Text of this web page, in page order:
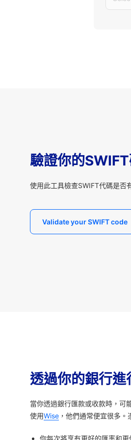
驗證你的
使用此工具檢查SWIFT代碼是否
Validate your SWIFT code
透過你的銀行
當你透過銀行匯款或收款時，可
使用Wise ，他們通常便宜很多。
你每次將享有更好的匯率和更